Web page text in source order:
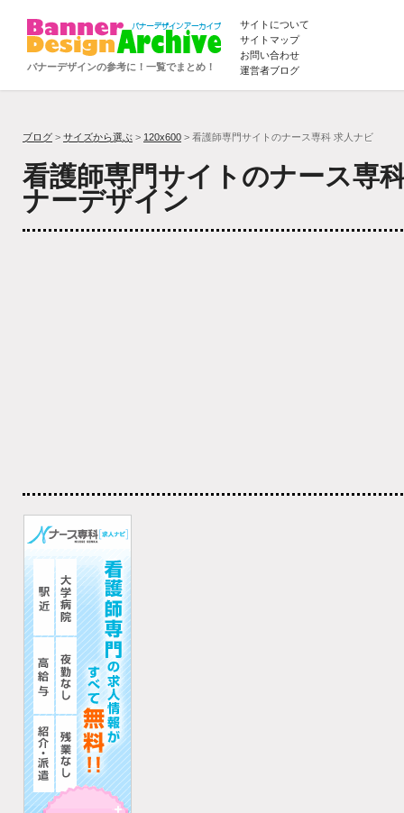
バナーデザインの参考に！一覧でまとめ！
サイトについて
サイトマップ
お問い合わせ
運営者ブログ
ブログ > サイズから選ぶ > 120x600 > 看護師専門サイトのナース専科 求人ナビ
看護師専門サイトのナース専
ナーデザイン